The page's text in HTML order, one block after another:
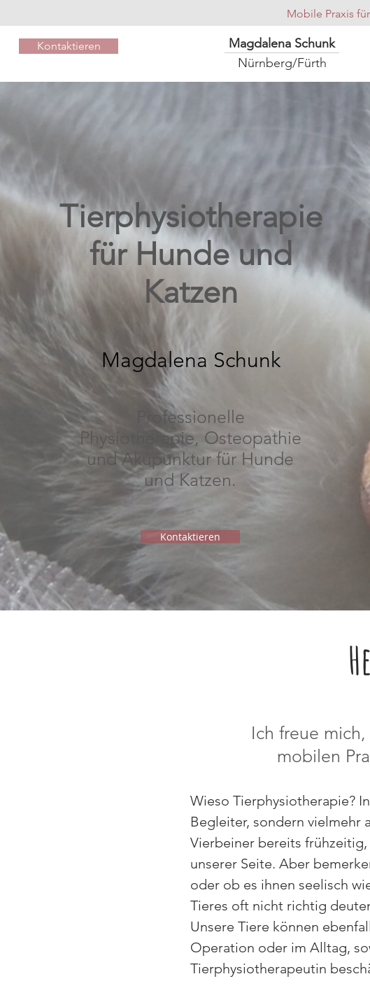
Mobile Praxis
Kontaktieren
Magdalena Schunk
Nürnberg/Fürth
Tierphysiotherapie
für Hunde und
Katzen
Magdalena Schunk
Professionelle
Physiotherapie, Osteopathie
und Akupunktur für Hunde
und Katzen.
Kontaktieren
Ich freue
mobilen
Wieso Tierphysiotherapie?
Begleiter, sondern vielmehr
Vierbeiner bereits
unserer Seite. Aber
oder ob es ihnen seelisch
Tieres oft nicht richtig
Unsere Tiere können
Operation oder im Alltag,
Tierphysiotherapeutin